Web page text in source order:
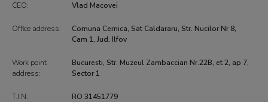
CEO: Vlad Macovei
Office address:
Comuna Cernica, Sat Caldararu, Str. Nucilor Nr 8,
Cam 1, Jud. Ilfov
Work point
address:
Bucuresti, Str. Muzeul Zambaccian Nr.22B, et 2, ap 7,
Sector 1
T.I.N.: RO 31451779